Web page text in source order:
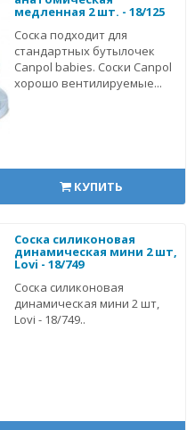
медленная 2 шт. - 18/125
Соска подходит для
стандартных бутылочек
Canpol babies. Соски Canpol
хорошо вентилируемые...
КУПИТЬ
Соска силиконовая
динамическая мини 2 шт,
Lovi - 18/749
Соска силиконовая
динамическая мини 2 шт,
Lovi - 18/749..